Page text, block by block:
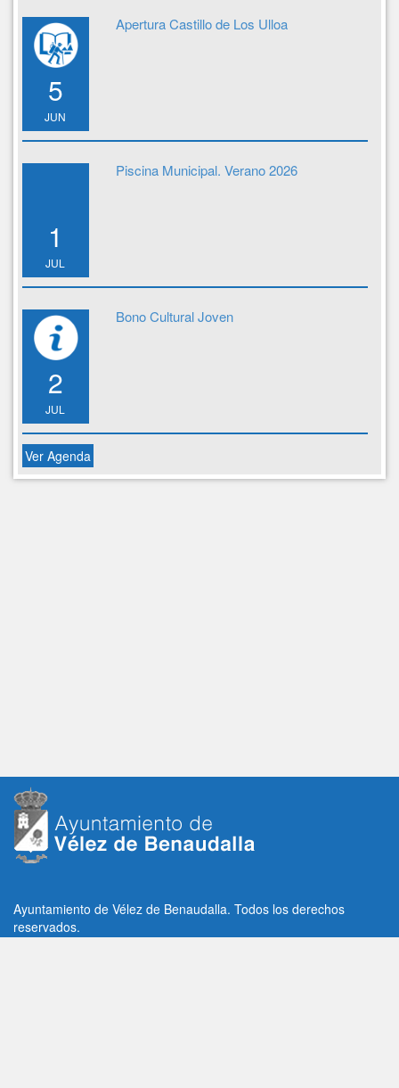
5
JUN
Apertura Castillo de Los Ulloa
1
JUL
Piscina Municipal. Verano 2026
2
JUL
Bono Cultural Joven
Ver Agenda
Ayuntamiento de Vélez de Benaudalla. Todos los derechos
reservados.